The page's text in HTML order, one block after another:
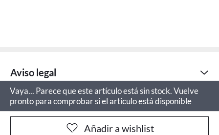
Aviso legal
Vaya... Parece que este artículo está sin stock. Vuelve
pronto para comprobar si el artículo está disponible
Añadir a wishlist